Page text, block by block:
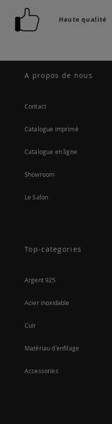
Haute qualité
A propos de nous
Contact
Catalogue imprimé
Catalogue en ligne
Showroom
Le Salon
Top-categories
Argent 925
Acier inoxidable
Cuir
Matériau d'enfilage
Accessories